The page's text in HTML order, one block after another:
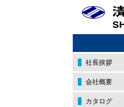
社長挨拶
会社概要
カタログ